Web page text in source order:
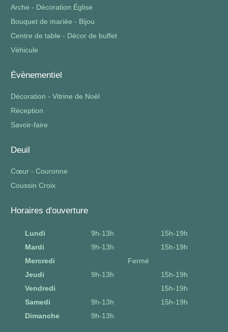
Arche - Décoration Église
Bouquet de mariée - Bijou
Centre de table - Décor de buffet
Véhicule
Évènementiel
Décoration - Vitrine de Noël
Réception
Savoir-faire
Deuil
Cœur - Couronne
Coussin Croix
Horaires d'ouverture
Lundi 9h-13h
15h-19h
Mardi
9h-13h
15h-19h
Mercredi
Fermé
Jeudi
9h-13h
15h-19h
Vendredi
15h-19h
Samedi
9h-13h
15h-19h
Dimanche
9h-13h